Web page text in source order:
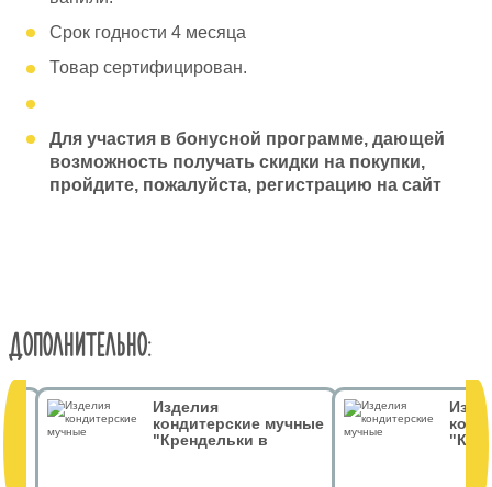
Срок годности 4 месяца
Товар сертифицирован.
Для участия в бонусной программе, дающей
возможность получать скидки на покупки,
пройдите, пожалуйста, регистрацию на сайт
ДОПОЛНИТЕЛЬНО:
Изделия
кондитерские мучные
"Крендельки в
Дом